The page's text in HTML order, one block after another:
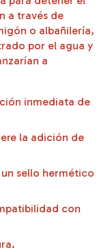
a través de
o albañilería,
por el agua y
a
inmediata de
la adición de
sello hermético
con